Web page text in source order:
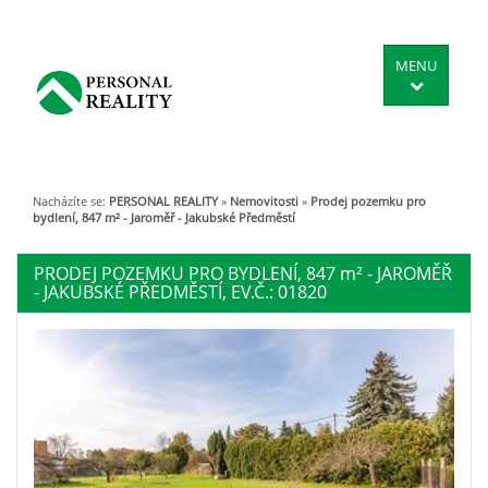
MENU
Nacházíte se: PERSONAL REALITY » Nemovitosti » Prodej pozemku pro
bydlení, 847 m² - Jaroměř - Jakubské Předměstí
PRODEJ POZEMKU PRO BYDLENÍ, 847 m²- JAROMĚŘ
- JAKUBSKÉ PŘEDMĚSTÍ, EV.Č.: 01820